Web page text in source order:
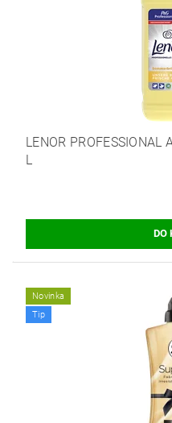
LENOR PROFESSIONAL
L
Novinka
Tip